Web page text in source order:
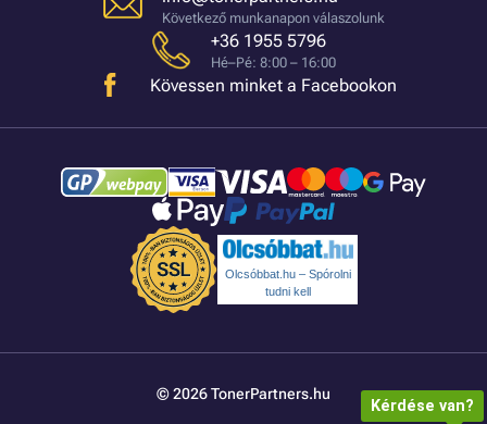
Következő munkanapon válaszolunk
+36 1955 5796
Hé–Pé: 8:00 – 16:00
Kövessen minket a Facebookon
Olcsóbbat.hu – Spórolni
tudni kell
© 2026 TonerPartners.hu
Kérdése van?